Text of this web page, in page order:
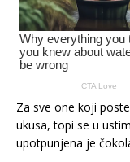
Za sve one koji
ukusa, topi se u
upotpunjena je